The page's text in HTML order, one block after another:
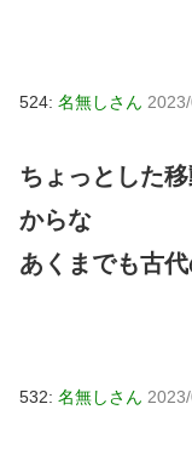
524: 名無しさん
ちょっとした
からな
あくまでも古
532: 名無しさん